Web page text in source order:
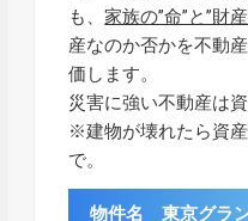
も、家族の”命”と”財
産なのか否かを不動
価します。
災害に強い不動産は
※建物が壊れたら資
で。
物件名 東京グラ